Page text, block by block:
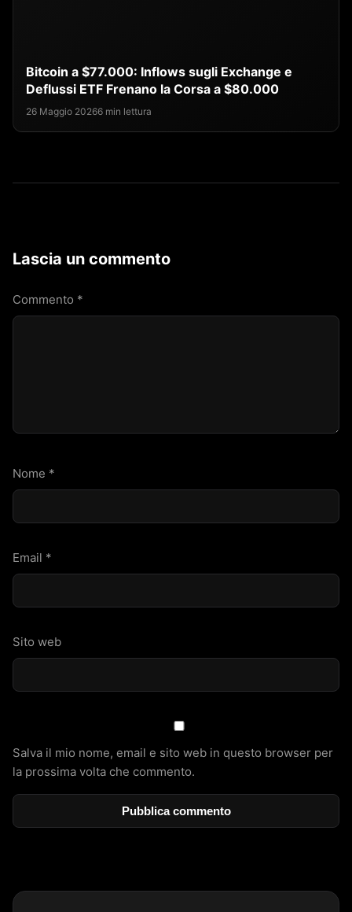
Bitcoin a $77.000: Inflows sugli Exchange e
Deflussi ETF Frenano la Corsa a $80.000
26 Maggio 20266 min lettura
Lascia un commento
Commento *
Nome *
Email *
Sito web
Salva il mio nome, email e sito web in questo browser per
la prossima volta che commento.